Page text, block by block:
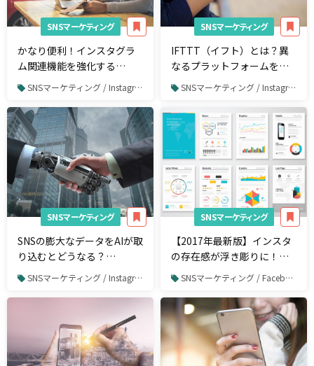
SNSマーケティング
かなり便利！インスタグラ
ム関連機能を強化する
WordPressプラグイン8選
SNSマーケティング / Instagram
SNSマーケティング
IFTTT（イフト）とは？異
なるプラットフォームを連
携する便利ツールの使い方
SNSマーケティング / Instagram
SNSマーケティング
SNSの膨大なデータをAIが取
り込むとどうなる？
「SNS× AI」の事例4選
SNSマーケティング / Instagram
SNSマーケティング
【2017年最新版】インスタ
の存在感が浮き彫りに！総
務省発表「情報通信メディ
アの利用時間と情報行動に
関する調査報告書」ポイン
トを解説
SNSマーケティング / Facebook